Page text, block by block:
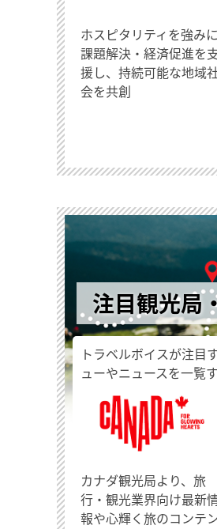
ホスピタリティを強みに
課題解決・経済促進を
援し、持続可能な地域
会を共創
注目観光局
トラベルボイスが注目
ューやニュースを一覧
​カナダ観光局より、旅
行・観光業界向け最新
報や心輝く旅のコンテ